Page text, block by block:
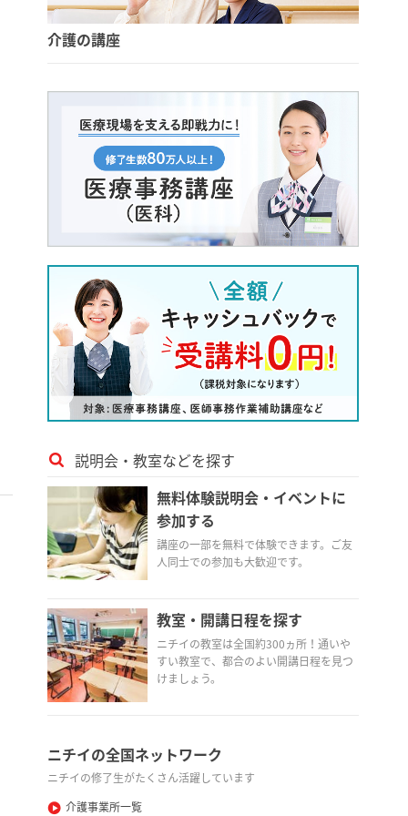
介護の講座
説明会・教室などを探す
無料体験説明会・イベントに
参加する
講座の一部を無料で体験できます。ご友
人同士での参加も大歓迎です。
教室・開講日程を探す
ニチイの教室は全国約300ヵ所！通いや
すい教室で、都合のよい開講日程を見つ
けましょう。
ニチイの全国ネットワーク
ニチイの修了生がたくさん活躍しています
介護事業所一覧